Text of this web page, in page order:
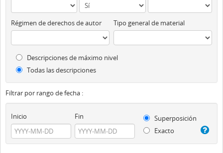
Régimen de derechos de autor Tipo general de material
Descripciones de máximo nivel
Todas las descripciones
Filtrar por rango de fecha :
Inicio Fin
Superposición
Exacto